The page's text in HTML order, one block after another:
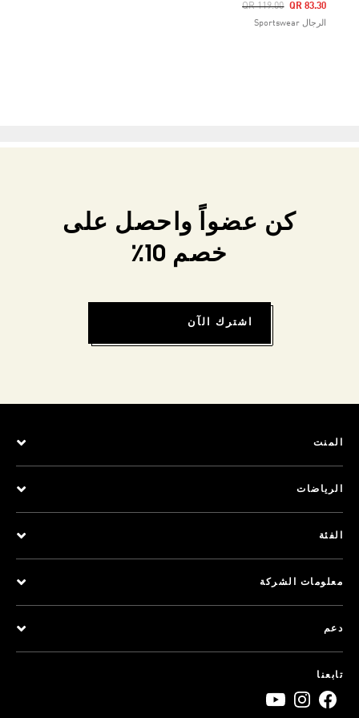
Price Reduced From
QR 119.00
To QR 83.30
الرجال Sportswear
كن عضواً واحصل على
خصم 10٪
اشترك الآن
المنت
الرياضات
الفئة
معلومات الشركة
دعم
تابعنا